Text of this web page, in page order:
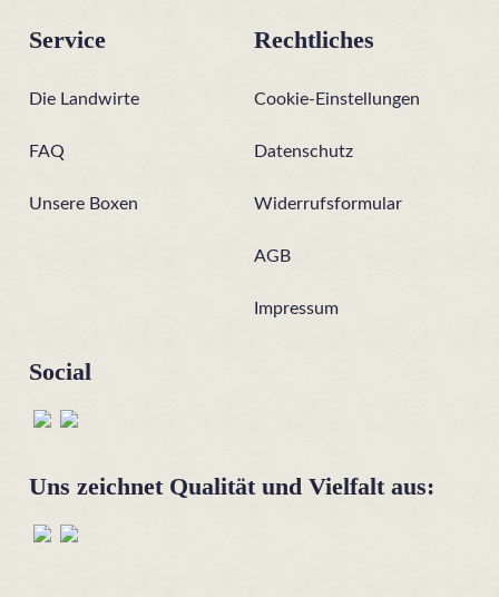
Service
Die Landwirte
FAQ
Unsere Boxen
Rechtliches
Cookie-Einstellungen
Datenschutz
Widerrufsformular
AGB
Impressum
Social
Uns zeichnet Qualität und Vielfalt aus: